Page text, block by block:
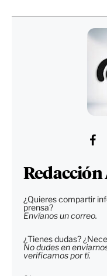
Redacción
¿Quieres compartir
prensa?
Envíanos un correo.
¿Tienes dudas?
No dudes en
verificamos por tí.